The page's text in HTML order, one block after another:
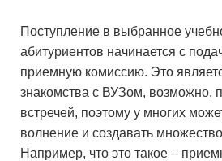
Поступление в выбранное
абитуриентов начинается с
приемную комиссию. Это
знакомства с ВУЗом, возможно,
встречей, поэтому у многих
волнение и создавать
Например, что это такое –